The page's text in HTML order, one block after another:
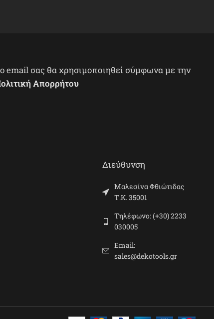
email σας θα χρησιμοποιηθεί σύμφωνα με την
Απορρήτου
Διεύθυνση
Μαλεσίνα Φθιώτιδας
Τ.Κ. 35001
Τηλέφωνο: (+30) 2233
030005
Email:
sales@dekotools.gr